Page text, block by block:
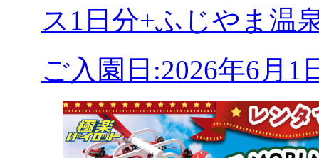
ス1日分+ふじやま温
ご入園日:2026年6月1